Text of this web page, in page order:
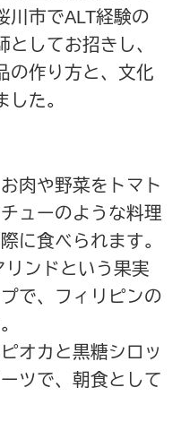
川市でALT経験の
してお招きし、
の作り方と、文化
た。
肉や野菜をトマト
ューのような料理
に食べられます。
ンドという果実
で、フィリピンの
オカと黒糖シロッ
ツで、朝食として